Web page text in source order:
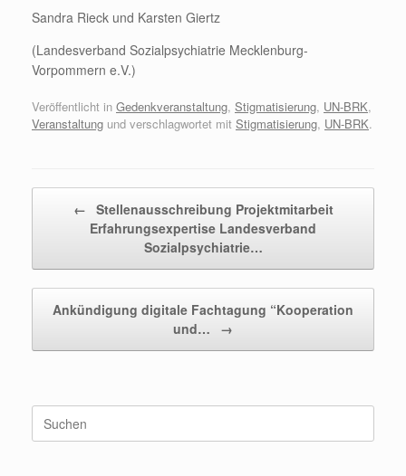
Sandra Rieck und Karsten Giertz
(Landesverband Sozialpsychiatrie Mecklenburg-
Vorpommern e.V.)
Veröffentlicht in Gedenkveranstaltung, Stigmatisierung, UN-BRK,
Veranstaltung und verschlagwortet mit Stigmatisierung, UN-BRK.
← Stellenausschreibung Projektmitarbeit
Erfahrungsexpertise Landesverband
Sozialpsychiatrie…
Ankündigung digitale Fachtagung “Kooperation
und…
→
Suchen
nach: